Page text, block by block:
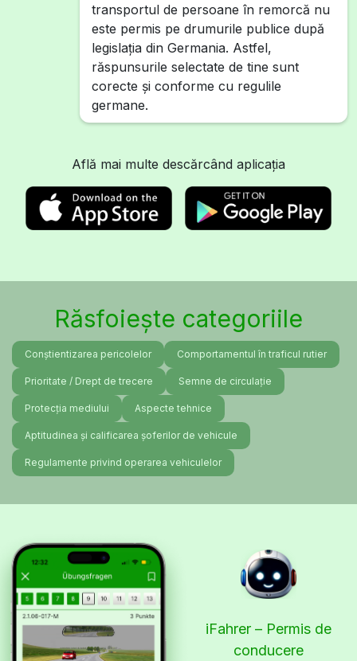
transportul de persoane în remorcă nu
este permis pe drumurile publice după
legislația din Germania. Astfel,
răspunsurile selectate de tine sunt
corecte și conforme cu regulile
germane.
Află mai multe descărcând aplicația
Răsfoiește categoriile
Conștientizarea pericolelor Comportamentul în traficul rutier
Prioritate / Drept de trecere Semne de circulație
Protecția mediului Aspecte tehnice
Aptitudinea și calificarea șoferilor de vehicule
Regulamente privind operarea vehiculelor
iFahrer – Permis de
conducere